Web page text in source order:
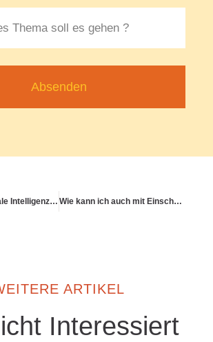
Absenden
Was ist emotionale Intelligenz im Klassenzimmer? Wie kann ich auch mit Einschränkungen kraftvoll leben?
ARTIKEL
Interessiert